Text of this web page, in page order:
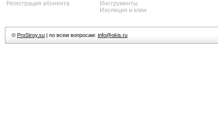
Регистрация абонента
Инструменты
Изоляция и клеи
© ProStroy.su| по всем вопросам: info@okis.ru